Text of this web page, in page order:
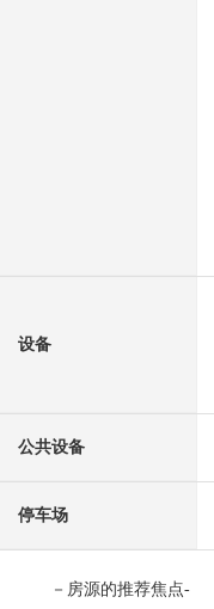
设备
公共设备
停车场
－房源的推荐焦点-